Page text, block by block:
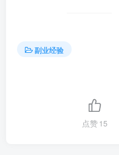
副业经验
点赞15